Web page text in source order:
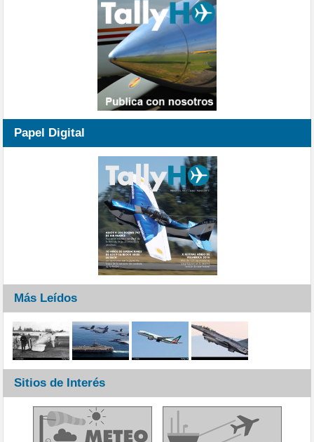
Papel Digital
Más Leídos
Sitios de Interés